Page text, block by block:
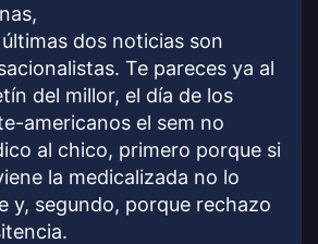
e
dos noticias son
Te pareces ya al
del millor, el día de los
americanos el sem no
al chico, primero porque si
la medicalizada no lo
y, segundo, porque rechazo